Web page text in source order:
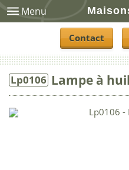
Menu
Contact
Lp0106 Lampe à